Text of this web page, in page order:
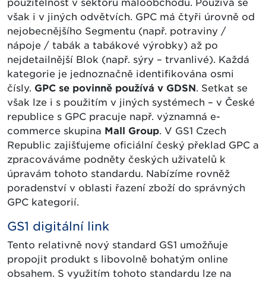
použitelnost v sektoru maloobchodu. Používá se
však i v jiných odvětvích. GPC má čtyři úrovně od
nejobecnějšího Segmentu (např. potraviny /
nápoje / tabák a tabákové výrobky) až po
nejdetailnější Blok (např. sýry – trvanlivé). Každá
kategorie je jednoznačně identifikována osmi
čísly. GPC se povinně používá v GDSN. Setkat se
však lze i s použitím v jiných systémech – v České
republice s GPC pracuje např. významná e-
commerce skupina Mall Group. V GS1 Czech
Republic zajišťujeme oficiální český překlad GPC a
zpracováváme podněty českých uživatelů k
úpravám tohoto standardu. Nabízíme rovněž
poradenství v oblasti řazení zboží do správných
GPC kategorií.
GS1 digitální link
Tento relativně nový standard GS1 umožňuje
propojit produkt s libovolně bohatým online
obsahem. S využitím tohoto standardu lze na